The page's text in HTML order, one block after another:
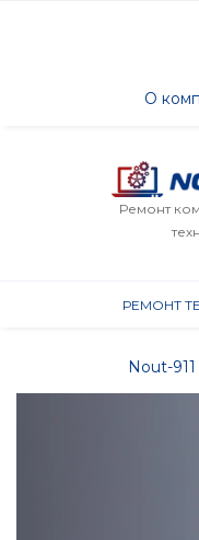
О
Ремонт
РЕМОНТ
Nout-911